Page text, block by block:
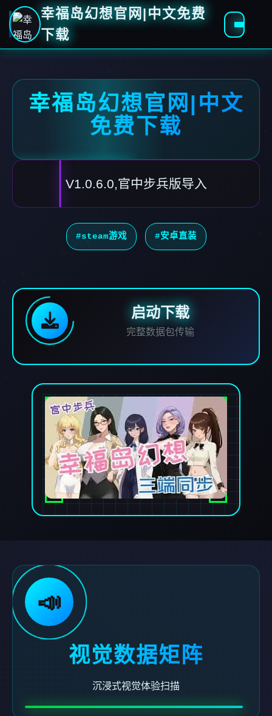
幸福岛幻想官网|中文免费
下载
幸福岛幻想官网|中文
免费下载
V1.0.6.0,官中步兵版导入
#steam游戏 #安卓直装
启动下载
完整数据包传输
📣
视觉数据矩阵
沉浸式视觉体验扫描